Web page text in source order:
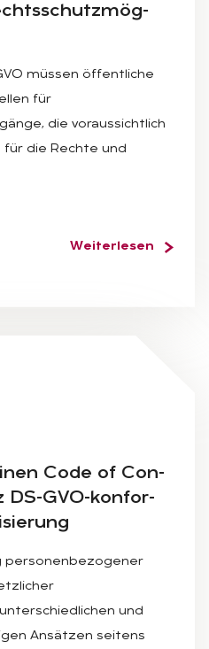
müssen öffentliche
für
die voraussichtlich
für die Rechte und
Weiterlesen
Code of Con­
DS-GVO-kon­for­
personenbezogener
und
Ansätzen seitens